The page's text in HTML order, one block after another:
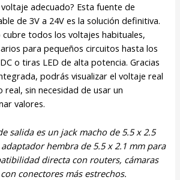
adecuado? Esta fuente de
de 3V a 24V es la solución definitiva.
todos los voltajes habituales,
para pequeños circuitos hasta los
o tiras LED de alta potencia. Gracias
podrás visualizar el voltaje real
real, sin necesidad de usar un
valores.
salida es un jack macho de 5.5 x 2.5
hembra de 5.5 x 2.1 mm para
directa con routers, cámaras
conectores más estrechos.